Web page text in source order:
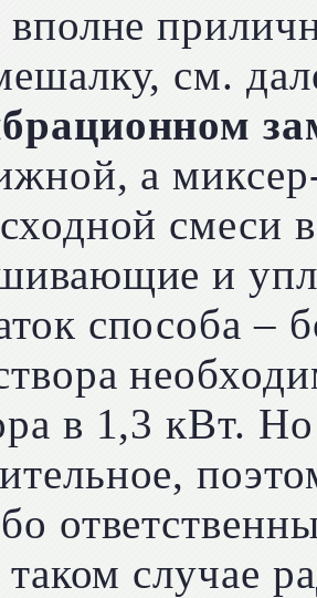
вполне
см.
а
смеси
и
способа –
в 1,3 кВт.
случае